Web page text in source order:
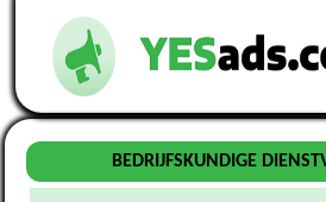
BEDRIJFSKUNDIGE